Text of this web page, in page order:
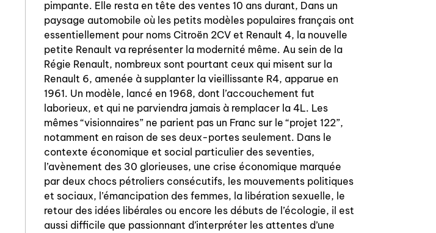
pimpante. Elle resta en tête des ventes 10 ans durant, Dans un
paysage automobile où les petits modèles populaires français ont
essentiellement pour noms Citroën 2CV et Renault 4, la nouvelle
petite Renault va représenter la modernité même. Au sein de la
Régie Renault, nombreux sont pourtant ceux qui misent sur la
Renault 6, amenée à supplanter la vieillissante R4, apparue en
1961. Un modèle, lancé en 1968, dont l’accouchement fut
laborieux, et qui ne parviendra jamais à remplacer la 4L. Les
mêmes “visionnaires” ne parient pas un Franc sur le “projet 122”,
notamment en raison de ses deux-portes seulement. Dans le
contexte économique et social particulier des seventies,
l’avènement des 30 glorieuses, une crise économique marquée
par deux chocs pétroliers consécutifs, les mouvements politiques
et sociaux, l’émancipation des femmes, la libération sexuelle, le
retour des idées libérales ou encore les débuts de l’écologie, il est
aussi difficile que passionnant d’interpréter les attentes d’une